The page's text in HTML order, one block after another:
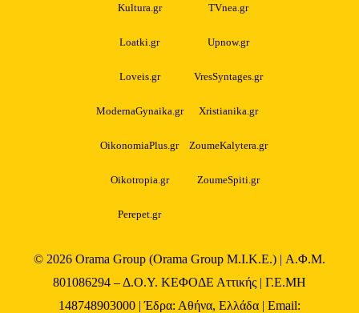
Kultura.gr TVnea.gr
Loatki.gr Upnow.gr
Loveis.gr VresSyntages.gr
ModernaGynaika.gr Xristianika.gr
OikonomiaPlus.gr ZoumeKalytera.gr
Oikotropia.gr ZoumeSpiti.gr
Perepet.gr
© 2026 Orama Group (Orama Group Μ.Ι.Κ.Ε.) | Α.Φ.Μ.
801086294 – Δ.Ο.Υ. ΚΕΦΟΔΕ Αττικής | Γ.Ε.ΜΗ
148748903000 | Έδρα: Αθήνα, Ελλάδα | Email: